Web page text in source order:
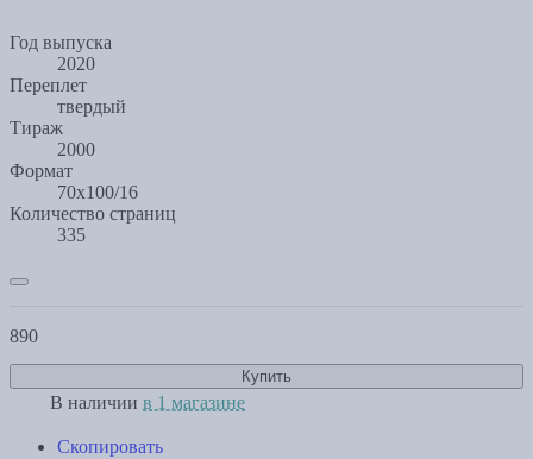
Год выпуска
2020
Переплет
твердый
Тираж
2000
Формат
70x100/16
Количество страниц
335
890
Купить
В наличии в 1 магазине
Скопировать